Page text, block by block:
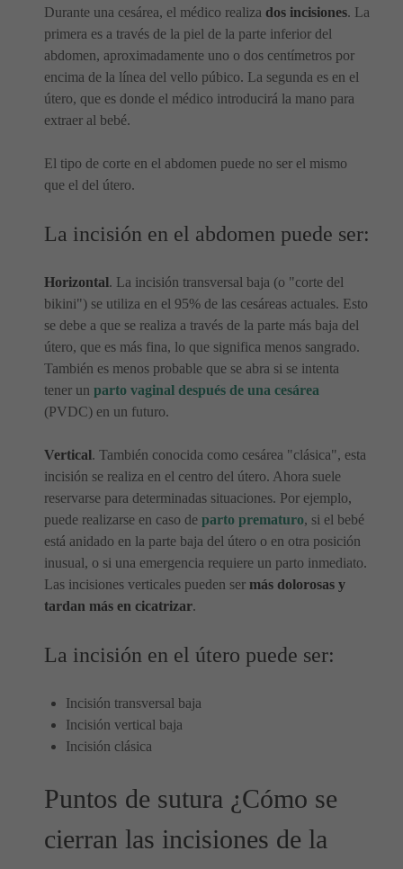
Durante una cesárea, el médico realiza dos incisiones. La
primera es a través de la piel de la parte inferior del
abdomen, aproximadamente uno o dos centímetros por
encima de la línea del vello púbico. La segunda es en el
útero, que es donde el médico introducirá la mano para
extraer al bebé.
El tipo de corte en el abdomen puede no ser el mismo
que el del útero.
La incisión en el abdomen puede ser:
Horizontal. La incisión transversal baja (o "corte del
bikini") se utiliza en el 95% de las cesáreas actuales. Esto
se debe a que se realiza a través de la parte más baja del
útero, que es más fina, lo que significa menos sangrado.
También es menos probable que se abra si se intenta
tener un parto vaginal después de una cesárea
(PVDC) en un futuro.
Vertical. También conocida como cesárea "clásica", esta
incisión se realiza en el centro del útero. Ahora suele
reservarse para determinadas situaciones. Por ejemplo,
puede realizarse en caso de parto prematuro, si el bebé
está anidado en la parte baja del útero o en otra posición
inusual, o si una emergencia requiere un parto inmediato.
Las incisiones verticales pueden ser más dolorosas y
tardan más en cicatrizar.
La incisión en el útero puede ser:
Incisión transversal baja
Incisión vertical baja
Incisión clásica
Puntos de sutura ¿Cómo se
cierran las incisiones de la